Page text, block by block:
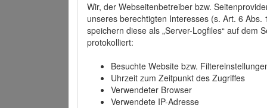
Wir, der Webseitenbetreiber bzw.
unseres berechtigten Interesses (s. Art. 6
speichern diese als „Server-Logfiles“ auf dem
protokolliert:
Besuchte Website bzw.
Uhrzeit zum Zeitpunkt des Zugriffes
Verwendeter Browser
Verwendete IP-Adresse